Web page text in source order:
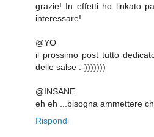
grazie! In effetti ho linkato
interessare!
@YO
il prossimo post tutto
delle salse :-)))))))
@INSANE
eh eh ...bisogna ammettere
Rispondi